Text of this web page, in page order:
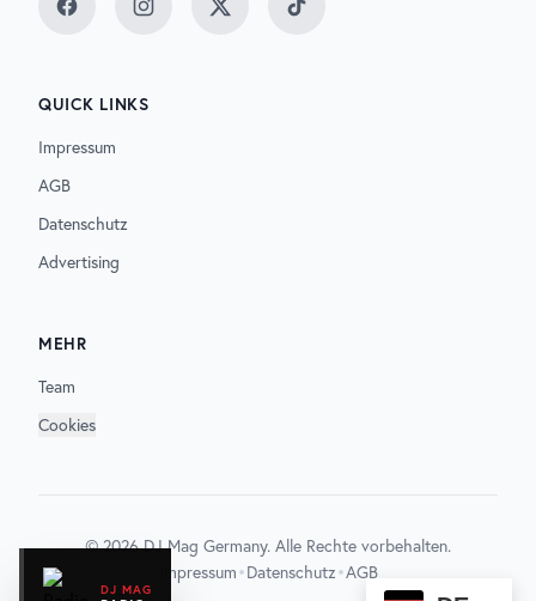
DJ MAG
FacebookInstagramTwitter TikTok
QUICK LINKS
Impressum
AGB
Datenschutz
Advertising
MEHR
Team
Cookies
©2026DJ Mag Germany. Alle Rechte vorbehalten.
Impressum•Datenschutz•AGB